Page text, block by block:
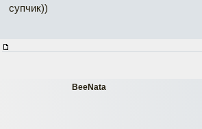
супчик))
BeeNata